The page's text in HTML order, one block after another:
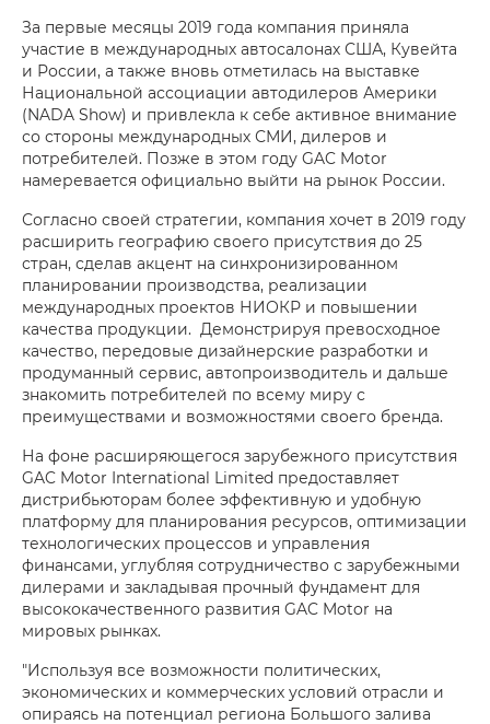
За первые месяцы 2019 года компания приняла
участие в международных автосалонах США, Кувейта
и России, а также вновь отметилась на выставке
Национальной ассоциации автодилеров Америки
(NADA Show) и привлекла к себе активное внимание
со стороны международных СМИ, дилеров и
потребителей. Позже в этом году GAC Motor
намеревается официально выйти на рынок России.
Согласно своей стратегии, компания хочет в 2019 году
расширить географию своего присутствия до 25
стран, сделав акцент на синхронизированном
планировании производства, реализации
международных проектов НИОКР и повышении
качества продукции. Демонстрируя превосходное
качество, передовые дизайнерские разработки и
продуманный сервис, автопроизводитель и дальше
знакомить потребителей по всему миру с
преимуществами и возможностями своего бренда.
На фоне расширяющегося зарубежного присутствия
GAC Motor International Limited предоставляет
дистрибьюторам более эффективную и удобную
платформу для планирования ресурсов, оптимизации
технологических процессов и управления
финансами, углубляя сотрудничество с зарубежными
дилерами и закладывая прочный фундамент для
высококачественного развития GAC Motor на
мировых рынках.
"Используя все возможности политических,
экономических и коммерческих условий отрасли и
опираясь на потенциал региона Большого залива